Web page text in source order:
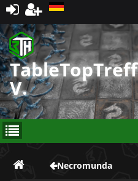
Registrieren
V.
Necromunda